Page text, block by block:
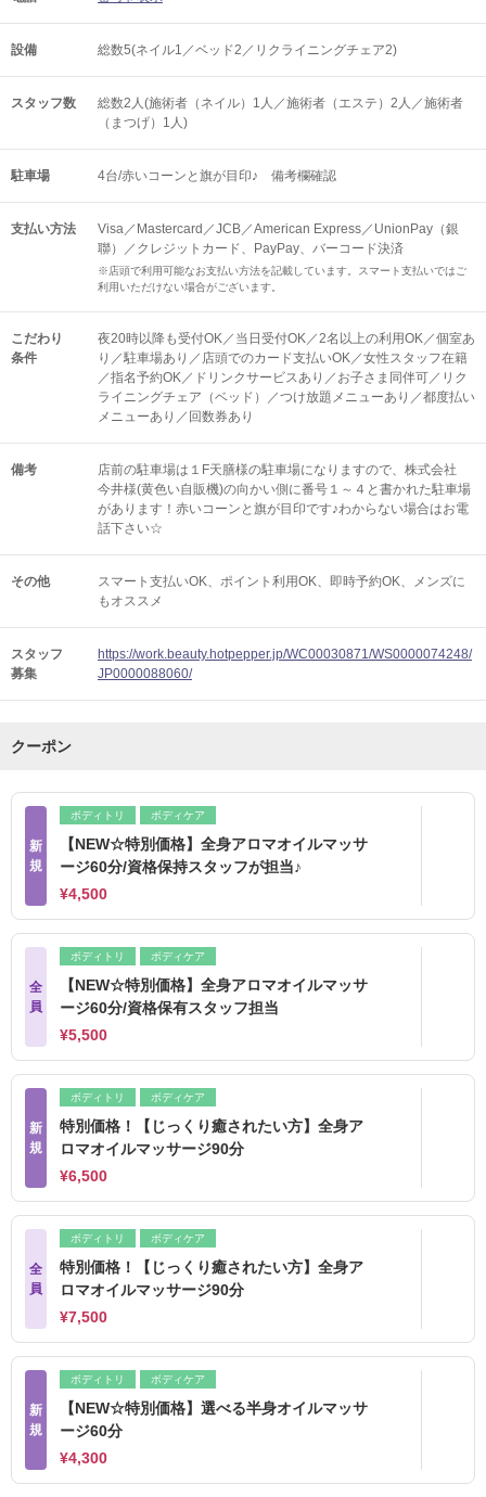
設備 総数5(ネイル1／ベッド2／リクライニングチェア2)
スタッフ数
総数2人(施術者（ネイル）1人／施術者（エステ）2人／施術者
（まつげ）1人)
駐車場 4台/赤いコーンと旗が目印♪ 備考欄確認
支払い方法
Visa／Mastercard／JCB／American Express／UnionPay（銀
聯）／クレジットカード、PayPay、バーコード決済
※店頭で利用可能なお支払い方法を記載しています。スマート支払いではご
利用いただけない場合がございます。
こだわり
条件
夜20時以降も受付OK／当日受付OK／2名以上の利用OK／個室あ
り／駐車場あり／店頭でのカード支払いOK／女性スタッフ在籍
／指名予約OK／ドリンクサービスあり／お子さま同伴可／リク
ライニングチェア（ベッド）／つけ放題メニューあり／都度払い
メニューあり／回数券あり
備考
店前の駐車場は１F天膳様の駐車場になりますので、株式会社
今井様(黄色い自販機)の向かい側に番号１～４と書かれた駐車場
があります！赤いコーンと旗が目印です♪わからない場合はお電
話下さい☆
その他 スマート支払いOK ポイント利用OK 即時予約OK
メンズに
もオススメ
スタッフ
募集
https://work.beauty.hotpepper.jp/WC00030871/WS0000074248/
JP0000088060/
クーポン
新
規
ボディトリ ボディケア
【NEW☆特別価格】全身アロマオイルマッサ
ージ60分/資格保持スタッフが担当♪
¥4,500
全
員
ボディトリ ボディケア
【NEW☆特別価格】全身アロマオイルマッサ
ージ60分/資格保有スタッフ担当
¥5,500
新
規
ボディトリ ボディケア
特別価格！【じっくり癒されたい方】全身ア
ロマオイルマッサージ90分
¥6,500
全
員
ボディトリ ボディケア
特別価格！【じっくり癒されたい方】全身ア
ロマオイルマッサージ90分
¥7,500
新
規
ボディトリ ボディケア
【NEW☆特別価格】選べる半身オイルマッサ
ージ60分
¥4,300